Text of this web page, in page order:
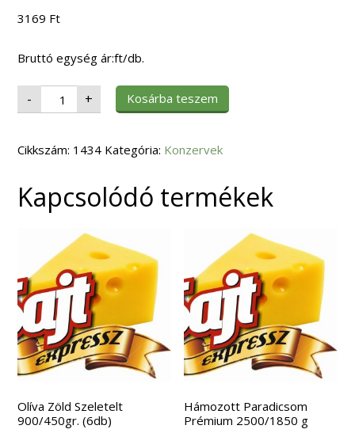
3169 Ft
Bruttó egység ár:ft/db.
- Körtebefőtt
2650
g
+ Kosárba teszem
Cikkszám: 1434 Kategória: Konzervek
Kapcsolódó termékek
Olíva Zöld Szeletelt
900/450gr. (6db)
Hámozott Paradicsom
Prémium 2500/1850 g